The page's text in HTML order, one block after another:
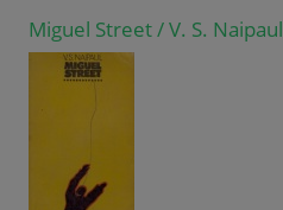
Miguel Street / V. S. Naipaul